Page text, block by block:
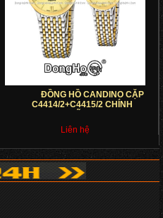
ĐỒNG HỒ CANDINO CẶP
C4414/2+C4415/2 CHÍNH
Liên hệ